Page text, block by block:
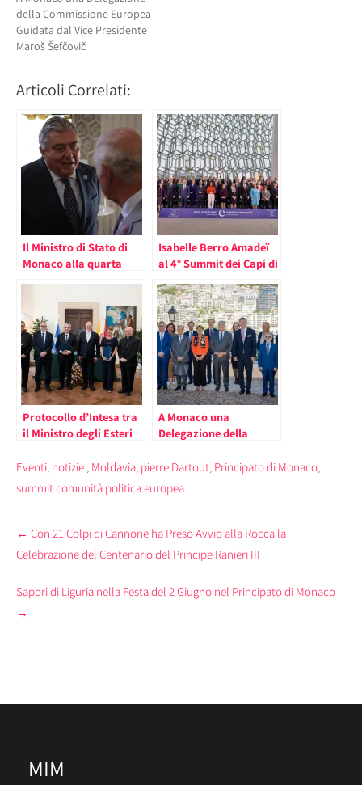
della Commissione Europea
Guidata dal Vice Presidente
Maroš Šefčovič
Articoli Correlati:
Il Ministro di Stato di
Monaco alla quarta
Europea – I Leader
Ricevuti da Re Carlo III
Isabelle Berro Amadeï
al 4° Summit dei Capi di
Consiglio d’Europa
Protocollo d’Intesa tra
il Ministro degli Esteri
Comunità di
Sant’Egidio
A Monaco una
Delegazione della
Guidata dal Vice
Šefčovič
Eventi, notizie , Moldavia, pierre Dartout, Principato di Monaco,
summit comunità politica europea
Post
navigation
← Con 21 Colpi di Cannone ha Preso Avvio alla Rocca la
Celebrazione del Centenario del Principe Ranieri III
Sapori di Liguria nella Festa del 2 Giugno nel Principato di Monaco
→
MIM